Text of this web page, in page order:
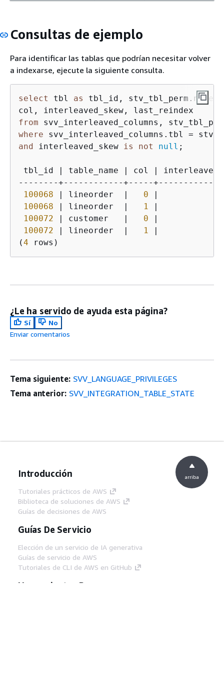
Consultas de ejemplo
Para identificar las tablas que podrían necesitar volver
a indexarse, ejecute la siguiente consulta.
select tbl as tbl_id, stv_tbl_perm.name
from
where
and interleaved_skew is not null ;
tbl_id | table_name | col |
--------+------------+-----
100068 | lineorder  | 0 |
100068 | lineorder  | 1 |
100072 | customer   | 0 |
100072 | lineorder  | 1 |
(4 rows)
¿Le ha servido de ayuda esta página?
Sí
No
Enviar comentarios
Tema siguiente: SVV_LANGUAGE_PRIVILEGES
Tema anterior: SVV_INTEGRATION_TABLE_STATE
Introducción
Tutoriales prácticos de AWS
Biblioteca de soluciones de AWS
Guías de decisiones de AWS
Guías De Servicio
Elección de un servicio de IA generativa
Guías de servicio de AWS
Tutoriales de CLI de AWS en GitHub
Herramientas Para
arriba